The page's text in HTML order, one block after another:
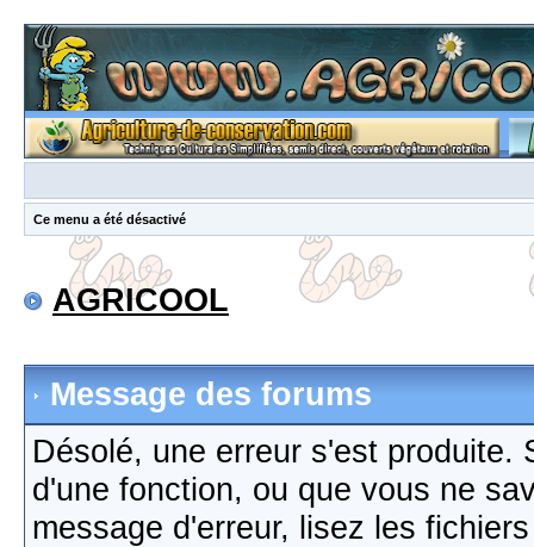
Ce menu a été désactivé
AGRICOOL
Message des forums
Désolé, une erreur s'est produite.
d'une fonction, ou que vous ne
message d'erreur, lisez les